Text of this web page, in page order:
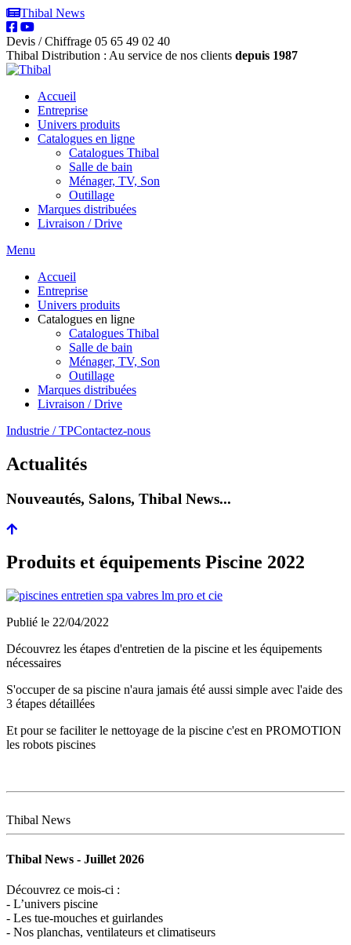
Thibal News
Devis / Chiffrage 05 65 49 02 40
Thibal Distribution : Au service de nos clients depuis 1987
Accueil
Entreprise
Univers produits
Catalogues en ligne
Catalogues Thibal
Salle de bain
Ménager, TV, Son
Outillage
Marques distribuées
Livraison / Drive
Menu
Accueil
Entreprise
Univers produits
Catalogues en ligne
Catalogues Thibal
Salle de bain
Ménager, TV, Son
Outillage
Marques distribuées
Livraison / Drive
Industrie / TPContactez-nous
Actualités
Nouveautés, Salons, Thibal News...
Produits et équipements Piscine 2022
Publié le 22/04/2022
Découvrez les étapes d'entretien de la piscine et les équipements
nécessaires
S'occuper de sa piscine n'aura jamais été aussi simple avec l'aide des
3 étapes détaillées
Et pour se faciliter le nettoyage de la piscine c'est en PROMOTION
les robots piscines
Thibal News
Thibal News - Juillet 2026
Découvrez ce mois-ci :
- L’univers piscine
- Les tue-mouches et guirlandes
- Nos planchas, ventilateurs et climatiseurs